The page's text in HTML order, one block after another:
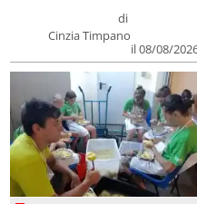
di
Cinzia Timpano
il 08/08/